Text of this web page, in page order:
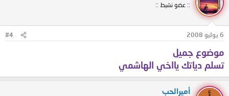
:: عضو نشيط ::
6 يوليو 2008 #4
موضوع جميل
تسلم دياتك يااخي الهاشمي
أميرالحب